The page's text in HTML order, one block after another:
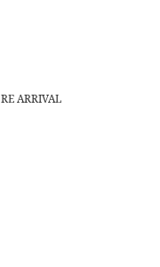
RE ARRIVAL